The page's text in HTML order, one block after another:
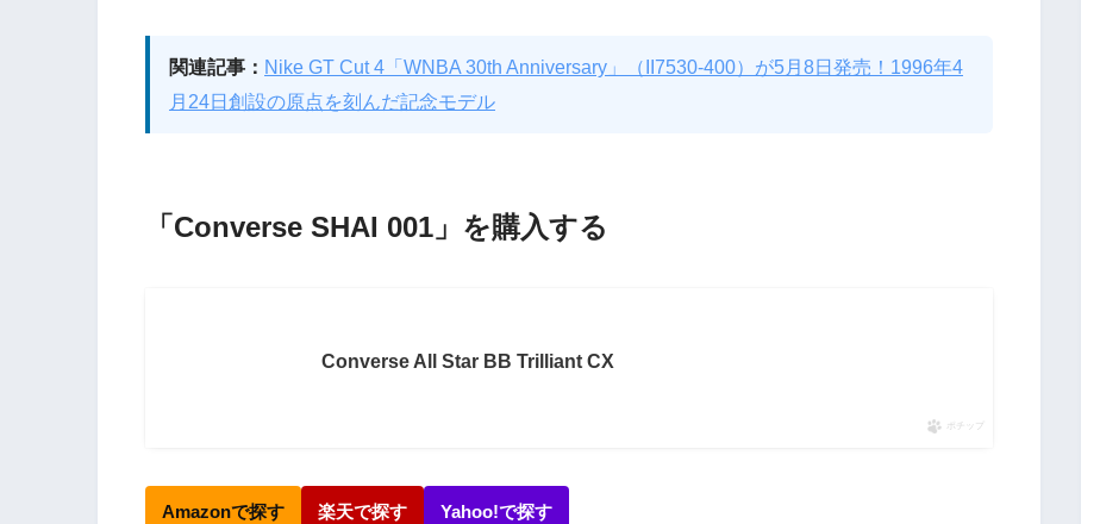
関連記事： Nike GT Cut 4「WNBA 30th Anniversary」（II7530-400）が5月8日発売！1996年4
月24日創設の原点を刻んだ記念モデル
「Converse SHAI 001」を購入する
Converse All Star BB Trilliant CX
ポチップ
Amazonで探す 楽天で探す Yahoo!で探す